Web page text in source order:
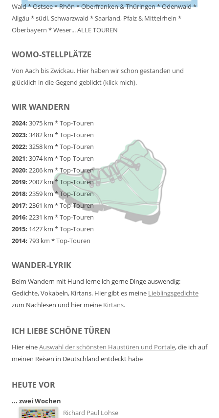
Wald*Ostsee*Rhön*Oberfranken & Thüringen*Odenwald*
Allgäu *südl. Schwarzwald *Saarland, Pfalz & Mittelrhein *
Oberbayern *Weser...ALLE TOUREN
WOMO-STELLPLÄTZE
Von Aach bis Zwickau. Hier haben wir schon gestanden und
glücklich in die Gegend geblickt (klick mich).
WIR WANDERN
2024: 3075 km *Top-Touren
2023: 3482 km *Top-Touren
2022: 3258 km *Top-Touren
2021: 3074 km *Top-Touren
2020: 2206 km *Top-Touren
2019: 2007 km *Top-Touren
2018: 2359 km *Top-Touren
2017: 2361 km *Top-Touren
2016: 2231 km *Top-Touren
2015: 1427 km *Top-Touren
2014: 793 km *Top-Touren
WANDER-LYRIK
Beim Wandern mit Hund lerne ich gerne Dinge auswendig:
Gedichte, Vokabeln, Kirtans. Hier gibt es meine Lieblingsgedichte
zum Nachlesen und hier meine Kirtans.
ICH LIEBE SCHÖNE TÜREN
Hier eineAuswahl der schönsten Haustüren und Portale, die ich auf
meinen Reisen in Deutschland entdeckt habe
HEUTE VOR
... zwei Wochen
Richard Paul Lohse